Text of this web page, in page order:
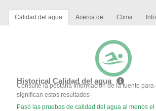
Calidad del agua Acerca de Clima
Historical Calidad del agua
Consulte la pestaña Información de la fuente para
significan estos resultados
Pasó las pruebas de calidad del agua al menos